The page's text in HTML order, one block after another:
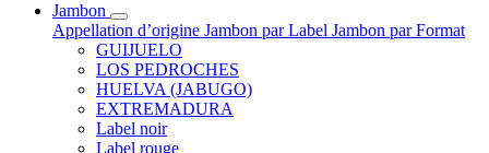
Jambon
Appellation d’origine Jambon par Label Jambon par Format
GUIJUELO
LOS PEDROCHES
HUELVA (JABUGO)
EXTREMADURA
Label noir
Label rouge